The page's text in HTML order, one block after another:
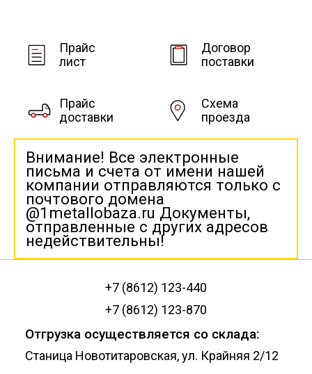
Прайс
лист
Договор
поставки
Прайс
доставки
Схема
проезда
Внимание! Все электронные
письма и счета от имени нашей
компании отправляются только с
почтового домена
@1metallobaza.ru Документы,
отправленные с других адресов
недействительны!
+7 (8612) 123-440
+7 (8612) 123-870
Отгрузка осуществляется со склада:
Станица Новотитаровская, ул. Крайняя 2/12